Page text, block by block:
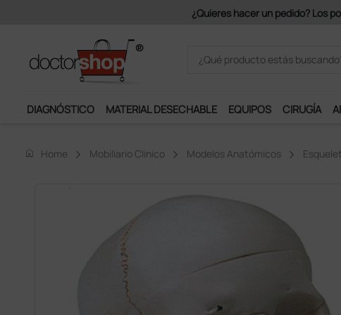
Únete al
DIAGNÓSTICO MATERIAL DESECHABLE EQUIPOS CIRUGÍA
home Home Mobiliario Clínico Modelos Anatómicos